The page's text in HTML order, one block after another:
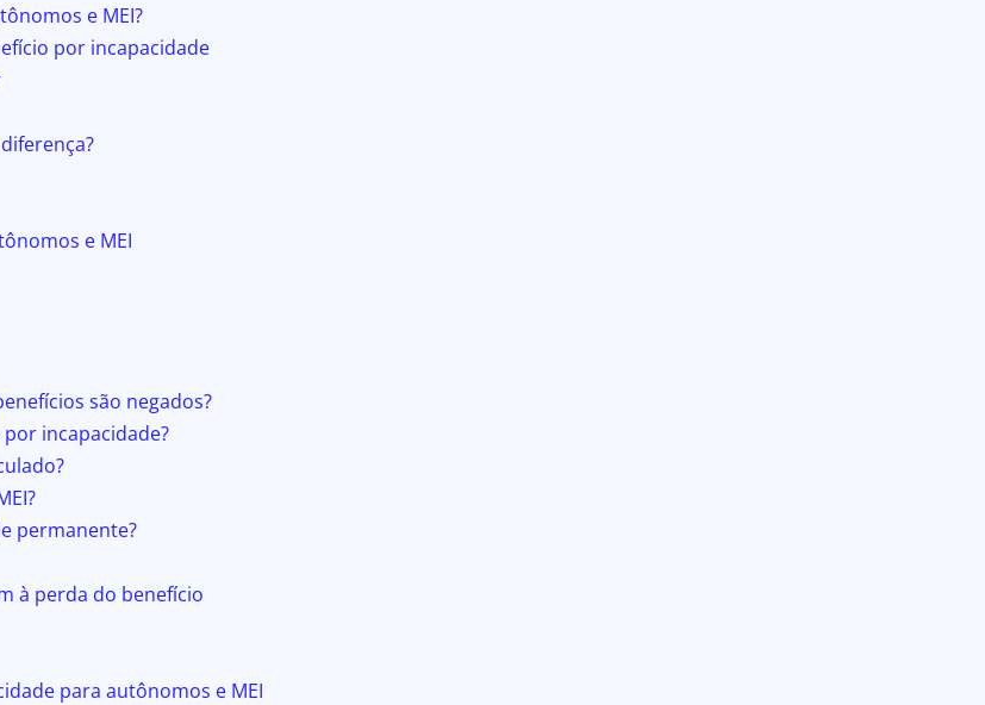
e MEI?
por incapacidade
e MEI
são negados?
incapacidade?
permanente?
à perda do benefício
para autônomos e MEI